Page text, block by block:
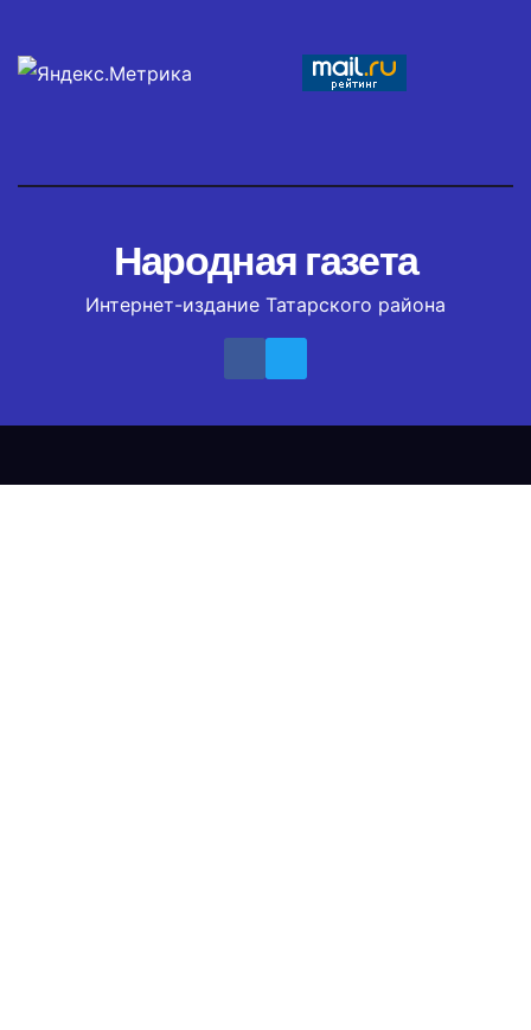
Народная газета
Интернет-издание Татарского района